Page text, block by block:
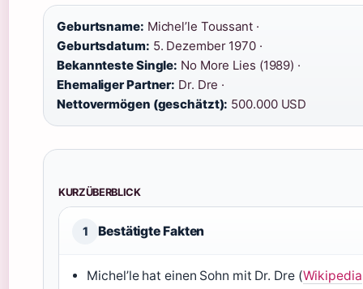
Geburtsname: Michel’le Toussant ·
Geburtsdatum: 5. Dezember 1970 ·
Bekannteste Single: No More Lies (1989) ·
Ehemaliger Partner: Dr. Dre ·
Nettovermögen (geschätzt): 500.000 USD
KURZÜBERBLICK
1 Bestätigte Fakten
Michel’le hat einen Sohn mit Dr. Dre (Wikipedia